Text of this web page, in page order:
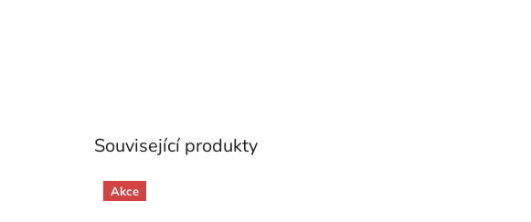
Související produkty
Akce